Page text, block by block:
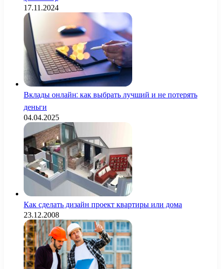
17.11.2024
Вклады онлайн: как выбрать лучший и не потерять
деньги
04.04.2025
Как сделать дизайн проект квартиры или дома
23.12.2008